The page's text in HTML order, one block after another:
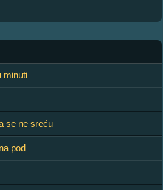
minuti
se ne sreću
pod